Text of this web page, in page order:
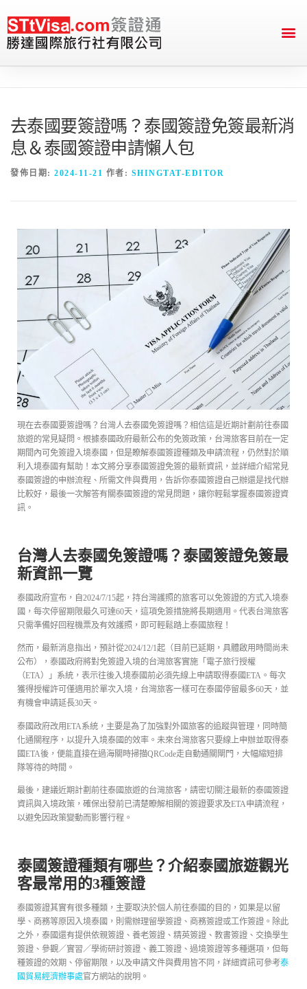
去泰國要簽證嗎？泰國簽證免簽最新消
息＆泰國簽證申請懶人包
發佈日期: 2024-11-21 作者: SHINGTAT-EDITOR
現在去泰國要簽證嗎？台灣人去泰國免簽證嗎？相信這是近期計劃前往泰國
旅遊的常見疑問。根據泰國政府最新公布的免簽政策，台灣旅客目前在一定
期間內可免簽證入境泰國，但是瞭解泰國簽證種類及申請流程，仍然對於順
利入境泰國有幫助！本文將分享泰國簽證免簽的最新資訊，並詳細介紹常見
泰國簽證的申辦流程、所需文件與費用，告訴你泰國簽證自己辦還是找代辦
比較好，最後一次解答有關泰國簽證的常見問題，讓你輕鬆掌握泰國簽證資
訊。
台灣人去泰國免簽證嗎？泰國簽證免簽最
新資訊一覽
泰國政府宣布，自2024/7/15起，持台灣護照的旅客可以免簽證的方式入境泰
國，每次停留期限最久可達60天，這項免簽措施將長期適用。代表台灣旅客
只需準備好回程機票及有效護照，即可輕鬆踏上泰國旅程！
然而，最新消息指出，預計從2024/12/1起（目前已延期，具體啟用時間尚未
公布），泰國政府將對免簽證入境的台灣旅客實施「電子旅行授權
（ETA）」系統，表示往後入境泰國前必須先線上申請取得泰國ETA。每次
獲得授權許可僅適用於單次入境，台灣旅客一樣可在泰國停留最多60天，並
有機會申請延長30天。
泰國政府改用ETA系統，主要是為了加強對外國旅客的追蹤與管理，同時簡
化通關程序，以提升入境泰國的效率。未來台灣旅客只要線上申辦並取得泰
國ETA後，便能直接在過海關時掃描QRCode走自動通關閘門，大幅縮短排
隊等待的時間。
最後，建議近期計劃前往泰國旅遊的台灣旅客，請密切關注最新的泰國簽證
資訊與入境政策，確保出發前已清楚瞭解相關的簽證要求及ETA申請流程，
以避免因政策變動而影響行程。
泰國簽證種類有哪些？介紹泰國旅遊觀光
客最常用的3種簽證
泰國簽證其實有很多種類，主要取決於個人前往泰國的目的，如果是以留
學、商務等原因入境泰國，則需辦理留學簽證、商務簽證或工作簽證。除此
之外，泰國還有提供依親簽證、養老簽證、精英簽證、教書簽證、交換學生
簽證、參觀／實習／學術研討簽證、義工簽證、過境簽證等多種選項，但每
種簽證的效期、停留期限，以及申請文件與費用皆不同，詳細資訊可參考泰
國貿易經濟辦事處官方網站的說明。